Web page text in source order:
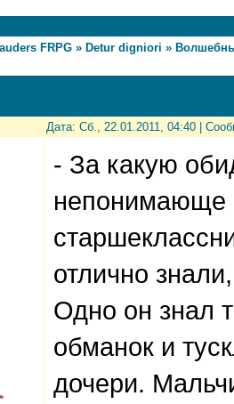
FRPG » Detur digniori »
Дата: Сб., 22.01.2011, 04:40 |
- За какую
непонимающе
отлично
Одно он знал
обманок и
дочери.